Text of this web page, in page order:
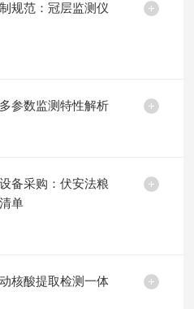
规范：冠层监测仪
参数监测特性解析
备采购：伏安法粮
单
核酸提取检测一体